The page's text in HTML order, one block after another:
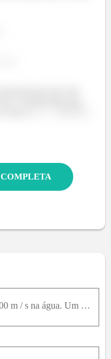
MOSTRAR SOLUÇÃO COMPLETA
O som viaja a 343 m / s no ar e a 1500 m / s na água. Um som de 256 H z é produzido dentro d’água, mas você escuta o som caminhando na beira da piscina. No ar, a frequência é (a) a mesma, mas o compri